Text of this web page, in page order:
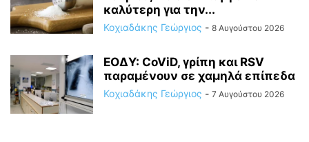
καλύτερη για την...
Κοχιαδάκης Γεώργιος - 8 Αυγούστου 2026
ΕΟΔΥ: CoViD, γρίπη και RSV
παραμένουν σε χαμηλά επίπεδα
Κοχιαδάκης Γεώργιος - 7 Αυγούστου 2026